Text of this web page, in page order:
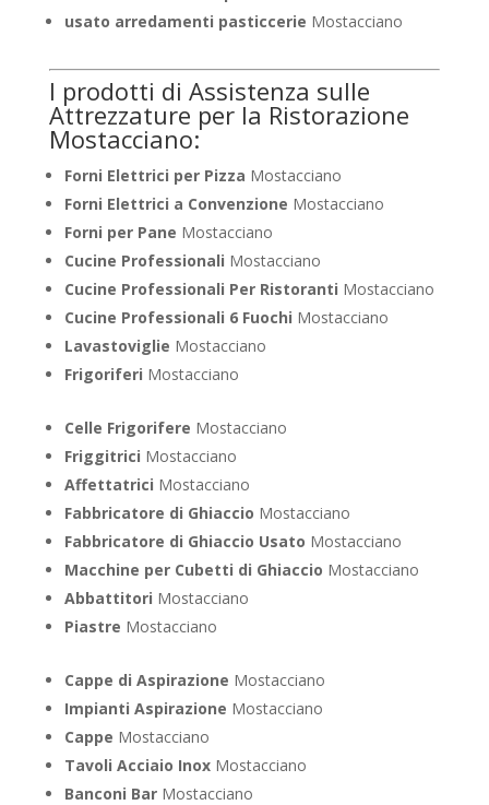
usato arredamenti pasticcerie Mostacciano
I prodotti di Assistenza sulle
Attrezzature per la Ristorazione
Mostacciano:
Forni Elettrici per Pizza Mostacciano
Forni Elettrici a Convenzione Mostacciano
Forni per Pane Mostacciano
Cucine Professionali Mostacciano
Cucine Professionali Per Ristoranti Mostacciano
Cucine Professionali 6 Fuochi Mostacciano
Lavastoviglie Mostacciano
Frigoriferi Mostacciano
Celle Frigorifere Mostacciano
Friggitrici Mostacciano
Affettatrici Mostacciano
Fabbricatore di Ghiaccio Mostacciano
Fabbricatore di Ghiaccio Usato Mostacciano
Macchine per Cubetti di Ghiaccio Mostacciano
Abbattitori Mostacciano
Piastre Mostacciano
Cappe di Aspirazione Mostacciano
Impianti Aspirazione Mostacciano
Cappe Mostacciano
Tavoli Acciaio Inox Mostacciano
Banconi Bar Mostacciano